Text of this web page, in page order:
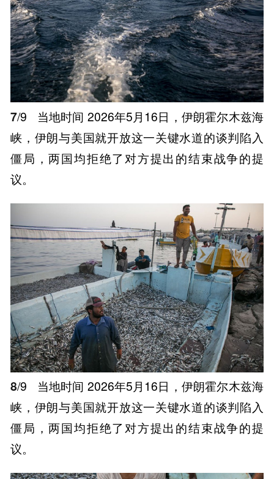
7/9
当地时间 2026年5月16日，伊朗霍尔木兹海
峡，伊朗与美国就开放这一关键水道的谈判陷入
僵局，两国均拒绝了对方提出的结束战争的提
议。
8/9
当地时间 2026年5月16日，伊朗霍尔木兹海
峡，伊朗与美国就开放这一关键水道的谈判陷入
僵局，两国均拒绝了对方提出的结束战争的提
议。